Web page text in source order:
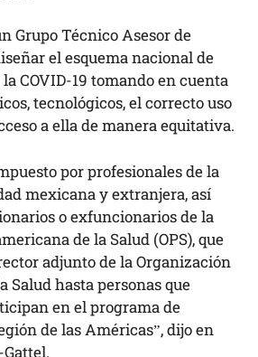
Grupo Técnico Asesor de
el esquema nacional de
COVID-19 tomando en cuenta
tecnológicos, el correcto uso
a ella de manera equitativa.
por profesionales de la
mexicana y extranjera, así
o exfuncionarios de la
de la Salud (OPS), que
adjunto de la Organización
Salud hasta personas que
en el programa de
de las Américas”, dijo en